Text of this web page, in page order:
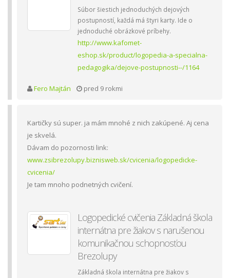
Súbor šiestich jednoduchých dejových
postupností, každá má štyri karty. Ide o
jednoduché obrázkové príbehy.
http://www.kafomet-
eshop.sk/product/logopedia-a-specialna-
pedagogika/dejove-postupnosti--/1164
Fero Majtán pred 9 rokmi
Kartičky sú super. ja mám mnohé z nich zakúpené. Aj cena
je skvelá.
Dávam do pozornosti link:
www.zsibrezolupy.biznisweb.sk/cvicenia/logopedicke-
cvicenia/
Je tam mnoho podnetných cvičení.
Logopedické cvičenia Základná škola
internátna pre žiakov s narušenou
komunikačnou schopnosťou
Brezolupy
Základná škola internátna pre žiakov s